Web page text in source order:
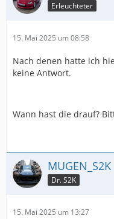
Erleuchteter
15. Mai 2025 um 08:58
Nach denen hatte ich
keine Antwort.
Wann hast die drauf?
MUGEN_S2K
Dr. S2K
15. Mai 2025 um 13:27